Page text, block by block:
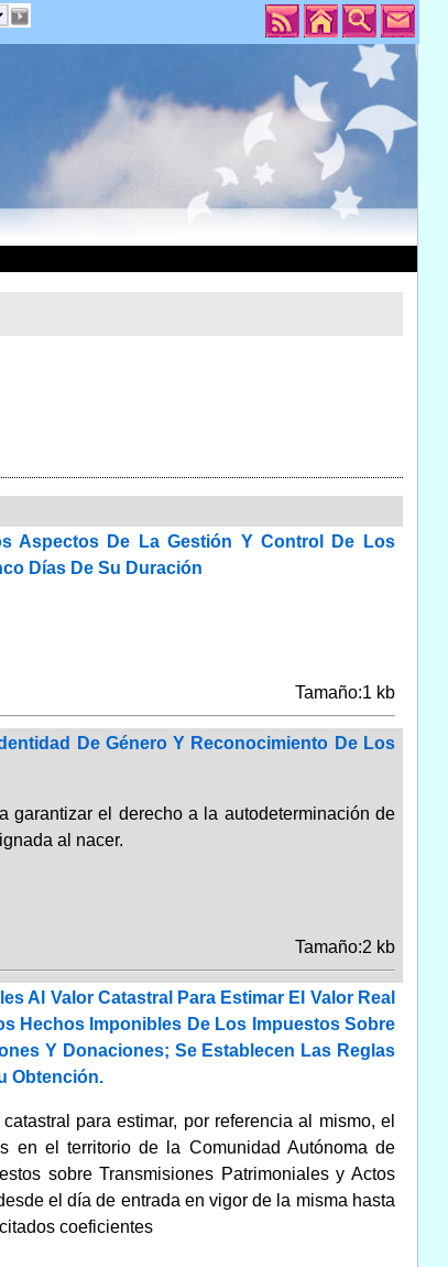
Aspectos De La Gestión Y Control De Los
Días De Su Duración
Tamaño:1 kb
De Género Y Reconocimiento De Los
garantizar el derecho a la autodeterminación de
al nacer.
Tamaño:2 kb
Al Valor Catastral Para Estimar El Valor Real
Hechos Imponibles De Los Impuestos Sobre
Y Donaciones; Se Establecen Las Reglas
Obtención.
para estimar, por referencia al mismo, el
en el territorio de la Comunidad Autónoma de
sobre Transmisiones Patrimoniales y Actos
el día de entrada en vigor de la misma hasta
coeficientes